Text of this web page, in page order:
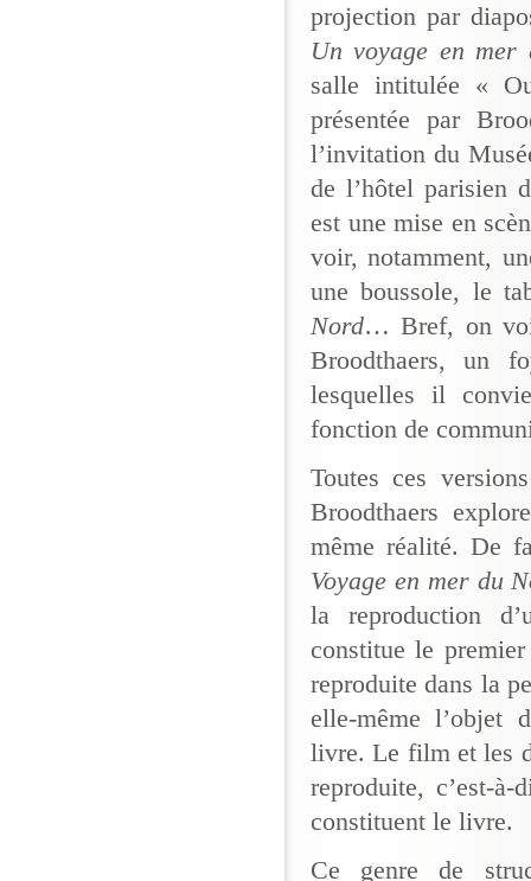
projection par
Un voyage en mer
salle intitulée «
présentée par
l’invitation du
de l’hôtel parisien
est une mise en
voir, notamment,
une boussole, le
Nord… Bref, on
Broodthaers, un
lesquelles il
fonction de
Toutes ces
Broodthaers
même réalité. De
Voyage en mer du
la reproduction
constitue le
reproduite dans la
elle-même l’objet
livre. Le film et les
reproduite, c’est-
constituent le livre.
Ce genre de